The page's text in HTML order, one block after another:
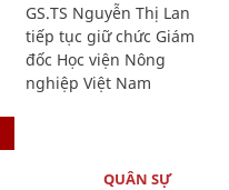
GS.TS Nguyễn Thị Lan
tiếp tục giữ chức Giám
đốc Học viện Nông
nghiệp Việt Nam
QUÂN SỰ